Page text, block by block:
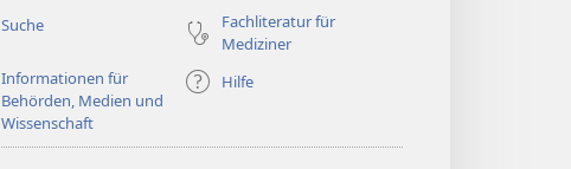
Suche
Fachliteratur für
Mediziner
Informationen für
Behörden, Medien und
Wissenschaft
Hilfe